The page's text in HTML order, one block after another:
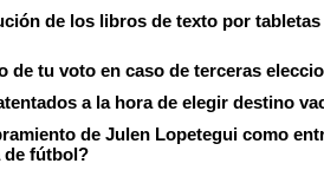
de los libros de texto por tabletas
de tu voto en caso de terceras
a la hora de elegir destino
de Julen Lopetegui como
de fútbol?